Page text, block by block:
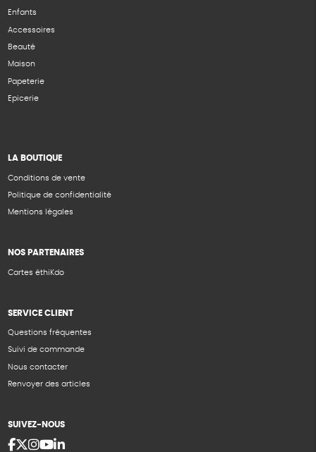
Enfants
Accessoires
Beauté
Maison
Papeterie
Epicerie
LA BOUTIQUE
Conditions de vente
Politique de confidentialité
Mentions légales
NOS PARTENAIRES
Cartes éthiKdo
SERVICE CLIENT
Questions fréquentes
Suivi de commande
Nous contacter
Renvoyer des articles
SUIVEZ-NOUS